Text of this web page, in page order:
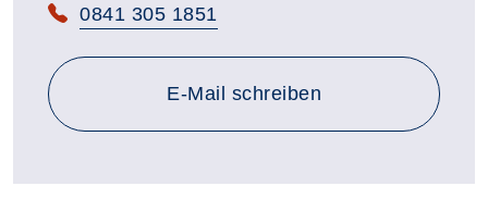
Telefon:
0841 305 1851
E-Mail schreiben